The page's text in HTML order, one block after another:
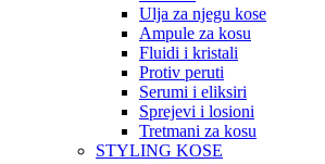
Ulja za njegu kose
Ampule za kosu
Fluidi i kristali
Protiv peruti
Serumi i eliksiri
Sprejevi i losioni
Tretmani za kosu
STYLING KOSE